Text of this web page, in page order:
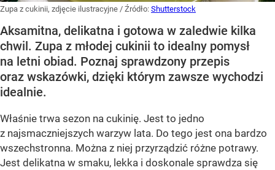
Zupa z cukinii, zdjęcie ilustracyjne / Źródło: Shutterstock
Aksamitna, delikatna i gotowa w zaledwie kilka
chwil. Zupa z młodej cukinii to idealny pomysł
na letni obiad. Poznaj sprawdzony przepis
oraz wskazówki, dzięki którym zawsze wychodzi
idealnie.
Właśnie trwa sezon na cukinię. Jest to jedno
z najsmaczniejszych warzyw lata. Do tego jest ona bardzo
wszechstronna. Można z niej przyrządzić różne potrawy.
Jest delikatna w smaku, lekka i doskonale sprawdza się